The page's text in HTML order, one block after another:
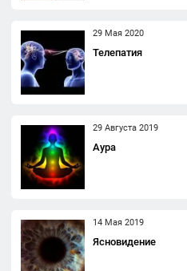
29 Мая 2020
Телепатия
29 Августа 2019
Аура
14 Мая 2019
Ясновидение